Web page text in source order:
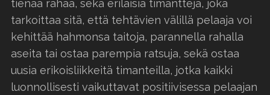
tienaa rahaa, sekä erilaisia timantteja, joka
tarkoittaa sitä, että tehtävien välillä pelaaja voi
kehittää hahmonsa taitoja, parannella rahalla
aseita tai ostaa parempia ratsuja, sekä ostaa
uusia erikoisliikkeitä timanteilla, jotka kaikki
luonnollisesti vaikuttavat positiivisessa pelaajan